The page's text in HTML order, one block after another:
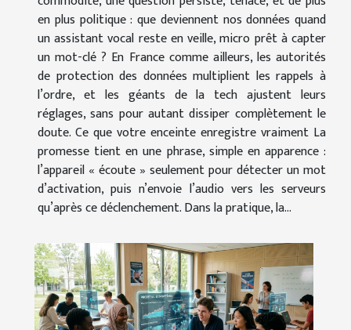
en plus politique : que deviennent nos données quand
un assistant vocal reste en veille, micro prêt à capter
un mot-clé ? En France comme ailleurs, les autorités
de protection des données multiplient les rappels à
l’ordre, et les géants de la tech ajustent leurs
réglages, sans pour autant dissiper complètement le
doute. Ce que votre enceinte enregistre vraiment La
promesse tient en une phrase, simple en apparence :
l’appareil « écoute » seulement pour détecter un mot
d’activation, puis n’envoie l’audio vers les serveurs
qu’après ce déclenchement. Dans la pratique, la...